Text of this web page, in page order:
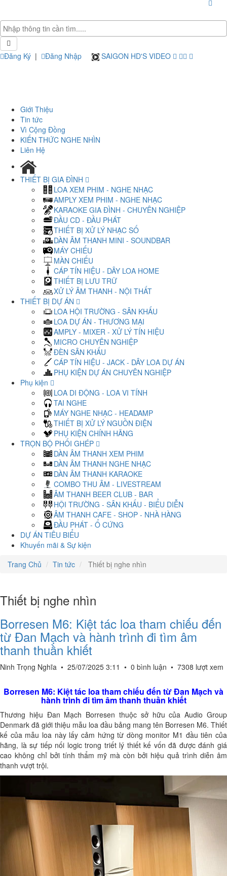
Đăng Ký | Đăng Nhập SAIGON HD'S VIDEO
Giới Thiệu
Tin tức
Vì Cộng Đồng
KIẾN THỨC NGHE NHÌN
Liên Hệ
THIẾT BỊ GIA ĐÌNH
LOA XEM PHIM - NGHE NHẠC
AMPLY XEM PHIM - NGHE NHẠC
KARAOKE GIA ĐÌNH - CHUYÊN NGHIỆP
ĐẦU CD - ĐẦU PHÁT
THIẾT BỊ XỬ LÝ NHẠC SỐ
DÀN ÂM THANH MINI - SOUNDBAR
MÁY CHIẾU
MÀN CHIẾU
CÁP TÍN HIỆU - DÂY LOA HOME
THIẾT BỊ LƯU TRỮ
XỬ LÝ ÂM THANH - NỘI THẤT
THIẾT BỊ DỰ ÁN
LOA HỘI TRƯỜNG - SÂN KHẤU
LOA DỰ ÁN - THƯƠNG MẠI
AMPLY - MIXER - XỬ LÝ TÍN HIỆU
MICRO CHUYÊN NGHIỆP
ĐÈN SÂN KHẤU
CÁP TÍN HIỆU - JACK - DÂY LOA DỰ ÁN
PHỤ KIỆN DỰ ÁN CHUYÊN NGHIỆP
Phụ kiện
LOA DI ĐỘNG - LOA VI TÍNH
TAI NGHE
MÁY NGHE NHẠC - HEADAMP
THIẾT BỊ XỬ LÝ NGUỒN ĐIỆN
PHỤ KIỆN CHÍNH HÃNG
TRỌN BỘ PHỐI GHÉP
DÀN ÂM THANH XEM PHIM
DÀN ÂM THANH NGHE NHẠC
DÀN ÂM THANH KARAOKE
COMBO THU ÂM - LIVESTREAM
ÂM THANH BEER CLUB - BAR
HỘI TRƯỜNG - SÂN KHẤU - BIỂU DIỄN
ÂM THANH CAFE - SHOP - NHÀ HÀNG
ĐẦU PHÁT - Ổ CỨNG
DỰ ÁN TIÊU BIỂU
Khuyến mãi & Sự kiện
Trang Chủ
Tin tức Thiết bị nghe nhìn
Thiết bị nghe nhìn
Borresen M6: Kiệt tác loa tham chiếu đến
từ Đan Mạch và hành trình đi tìm âm
thanh thuần khiết
Ninh Trọng Nghĩa • 25/07/2025 3:11 • 0 bình luận • 7308 lượt xem
Borresen M6: Kiệt tác loa tham chiếu đến từ Đan Mạch và
hành trình đi tìm âm thanh thuần khiết
Thương hiệu Đan Mạch Borresen thuộc sở hữu của Audio Group
Denmark đã giới thiệu mẫu loa đầu bảng mang tên Borresen M6. Thiết
kế của mẫu loa này lấy cảm hứng từ dòng monitor M1 đầu tiên của
hãng, là sự tiếp nối logic trong triết lý thiết kế vốn đã được đánh giá
cao không chỉ bởi tính thẩm mỹ mà còn bởi hiệu quả trình diễn âm
thanh vượt trội.